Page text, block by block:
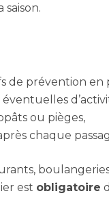
de prévention en
ou pièges,
chaque
est obligatoire